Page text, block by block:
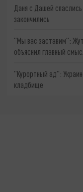
Даня с Дашей
закончились
"Мы вас заставим":
объяснил главный
"Курортный ад":
кладбище